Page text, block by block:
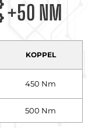
+50 NM
KOPPEL
450 Nm
500 Nm